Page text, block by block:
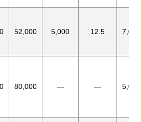
52,000 5,000 12.5 7,000
80,000 ― ― 5,000